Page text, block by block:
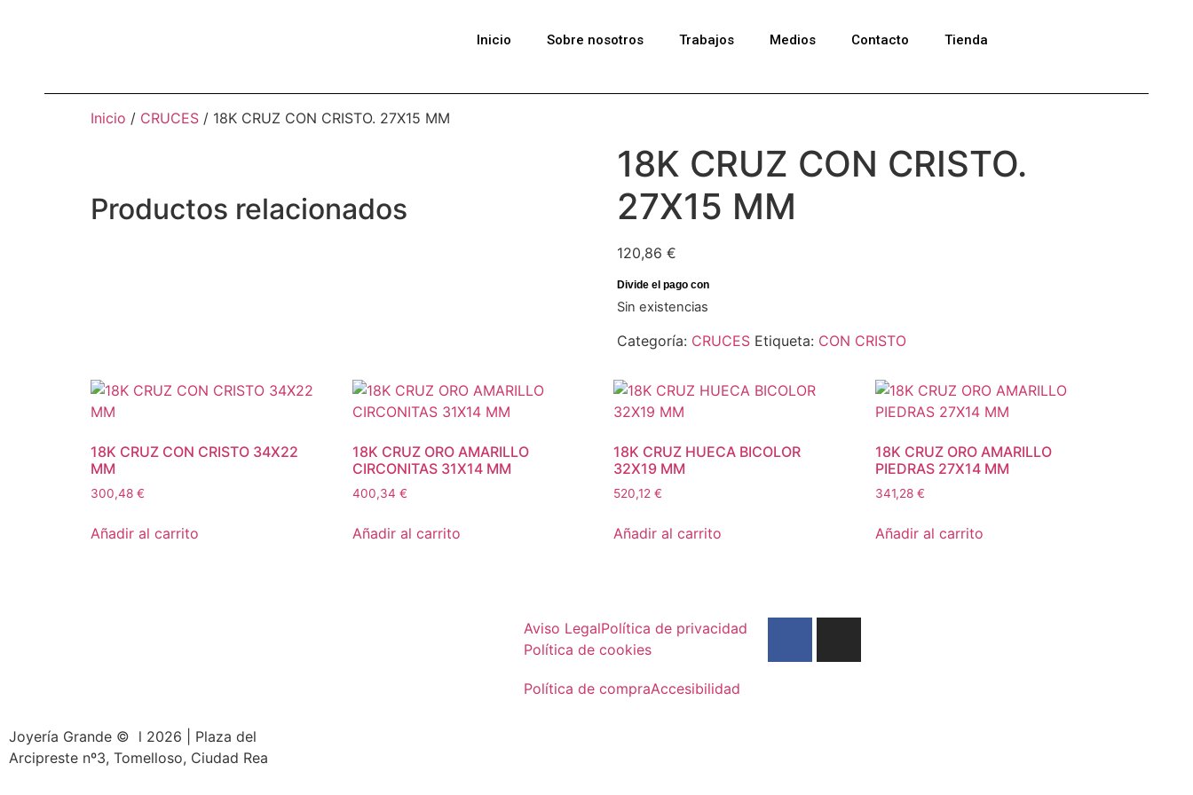
Inicio Sobre nosotros Trabajos Medios Contacto Tienda
Inicio / CRUCES / 18K CRUZ CON CRISTO. 27X15 MM
18K CRUZ CON CRISTO.
27X15 MM
120,86 €
Sin existencias
Categoría: CRUCES Etiqueta: CON CRISTO
Productos relacionados
18K CRUZ CON CRISTO 34X22
MM
300,48 €
Añadir al carrito
18K CRUZ ORO AMARILLO
CIRCONITAS 31X14 MM
400,34 €
Añadir al carrito
18K CRUZ HUECA BICOLOR
32X19 MM
520,12€
Añadir al carrito
18K CRUZ ORO AMARILLO
PIEDRAS 27X14 MM
341,28€
Añadir al carrito
Aviso LegalPolítica de privacidad
Política de cookies
Política de compraAccesibilidad
Joyería Grande © l 2026 | Plaza del
Arcipreste nº3, Tomelloso, Ciudad Rea